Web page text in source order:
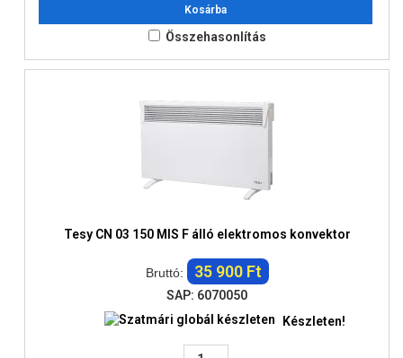
Kosárba
Összehasonlítás
Tesy CN 03 150 MIS F álló elektromos konvektor
Bruttó: 35 900 Ft
SAP: 6070050
Készleten!